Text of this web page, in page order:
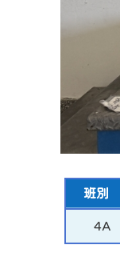
班別
4A